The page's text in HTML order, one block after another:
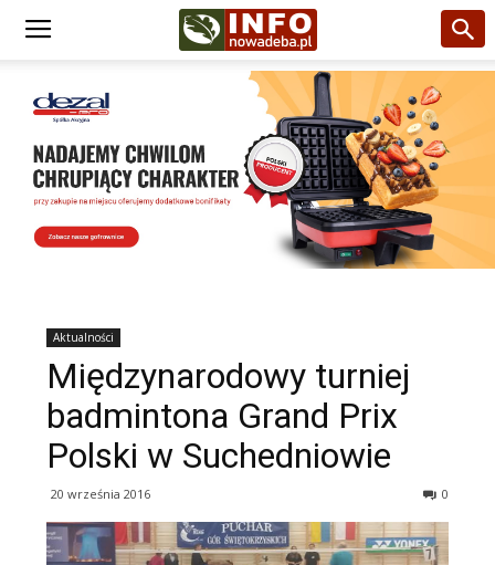
Aktualności
Międzynarodowy turniej
badmintona Grand Prix
Polski w Suchedniowie
20 września 2016 0